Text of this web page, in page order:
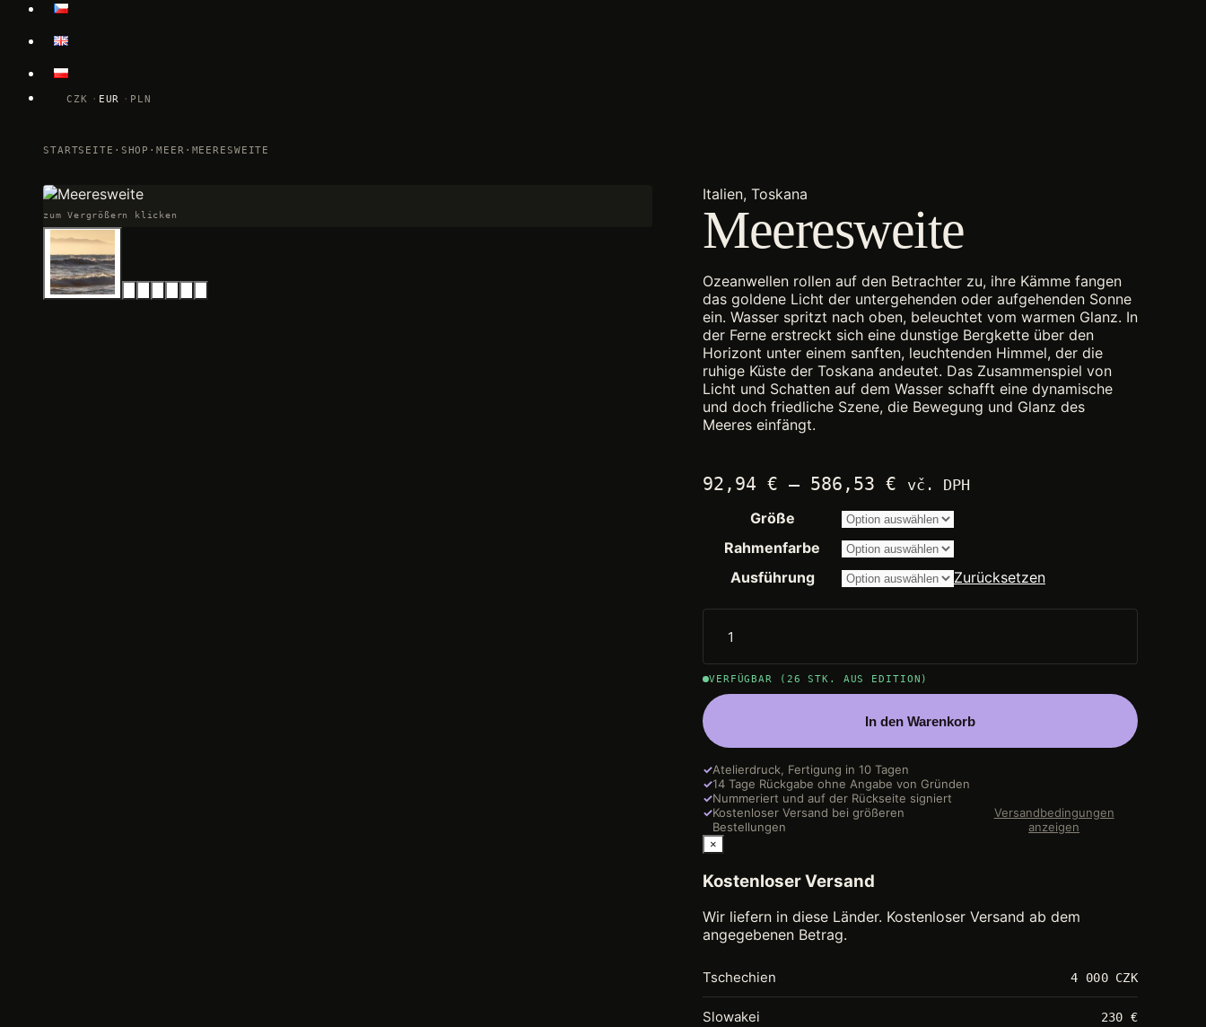
CZK EUR PLN
STARTSEITE · SHOP ·MEER · MEERESWEITE
zum Vergrößern klicken
Italien, Toskana
Meeresweite
Ozeanwellen rollen auf den Betrachter zu, ihre Kämme fangen
das goldene Licht der untergehenden oder aufgehenden Sonne
ein. Wasser spritzt nach oben, beleuchtet vom warmen Glanz. In
der Ferne erstreckt sich eine dunstige Bergkette über den
Horizont unter einem sanften, leuchtenden Himmel, der die
ruhige Küste der Toskana andeutet. Das Zusammenspiel von
Licht und Schatten auf dem Wasser schafft eine dynamische
und doch friedliche Szene, die Bewegung und Glanz des
Meeres einfängt.
92,94 € – 586,53 € Preisspanne:
bis
14.200,00 €
vč. DPH
Größe
Rahmenfarbe
Ausführung
Zurücksetzen
VERFÜGBAR (26 STK. AUS EDITION)
In den Warenkorb
✓Atelierdruck, Fertigung in 10 Tagen
✓14 Tage Rückgabe ohne Angabe von Gründen
✓Nummeriert und auf der Rückseite signiert
✓Kostenloser Versand bei größeren
Bestellungen
Versandbedingungen
anzeigen
×
Kostenloser Versand
Wir liefern in diese Länder. Kostenloser Versand ab dem
angegebenen Betrag.
Tschechien 4 000 CZK
Slowakei 230 €